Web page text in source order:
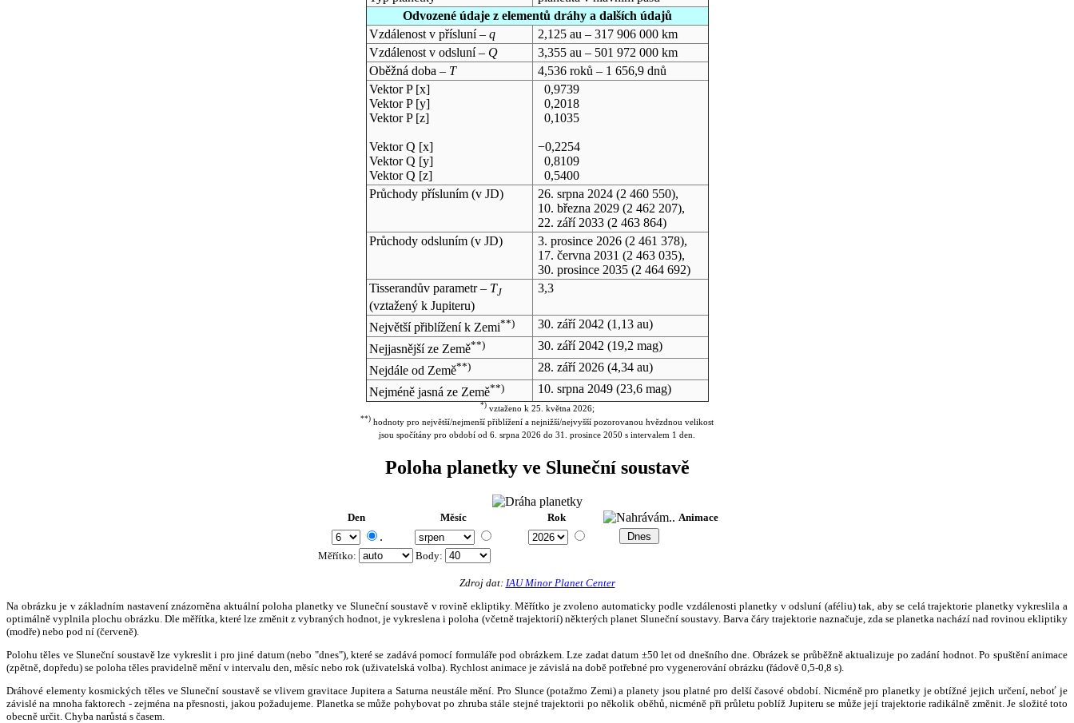
Odvozené údaje z elementů dráhy a dalších údajů
Vzdálenost v přísluní – q
2,125 au – 317 906 000 km
Vzdálenost v odsluní – Q
3,355 au – 501 972 000 km
Oběžná doba – T
4,536 roků – 1 656,9 dnů
Vektor P [x]
Vektor P [y]
Vektor P [z]
Vektor Q [x]
Vektor Q [y]
Vektor Q [z]
0,9739
0,2018
0,1035
−0,2254
0,8109
0,5400
Průchody přísluním (v JD) 26. srpna 2024(2 460 550),
10. března 2029(2 462 207),
22. září 2033(2 463 864)
Průchody odsluním (v JD) 3. prosince 2026(2 461 378),
17. června 2031 (2 463 035),
30. prosince 2035(2 464 692)
Tisserandův parametr – TJ
(vztažený k Jupiteru)
3,3
Největší přiblížení k Zemi**) 30. září 2042 (1,13 au)
Nejjasnější ze Země**) 30. září 2042 (19,2 mag)
Nejdále od Země**) 28. září 2026(4,34 au)
Nejméně jasná ze Země**) 10. srpna 2049(23,6 mag)
*)vztaženo k 25. května 2026;
**) hodnoty pro největší/nejmenší přiblížení a nejnižší/nejvyšší pozorovanou hvězdnou velikost
jsou spočítány pro období od 6. srpna 2026 do 31. prosince 2050 s intervalem 1 den.
Poloha planetky ve Sluneční soustavě
Den Měsíc Rok Animace
.
Měřítko: Body:
Zdroj dat: IAU Minor Planet Center
Na obrázku je v základním nastavení znázorněna aktuální poloha planetky ve Sluneční soustavě v rovině ekliptiky. Měřítko je zvoleno automaticky podle vzdálenosti planetky v odsluní (aféliu) tak, aby se celá trajektorie planetky vykreslila a
optimálně vyplnila plochu obrázku. Dle měřítka, které lze změnit z vybraných hodnot, je vykreslena i poloha (včetně trajektorií) některých planet Sluneční soustavy. Barva čáry trajektorie naznačuje, zda se planetka nachází nad rovinou ekliptiky
(modře) nebo pod ní (červeně).
Polohu těles ve Sluneční soustavě lze vykreslit i pro jiné datum (nebo "dnes"), které se zadává pomocí formuláře pod obrázkem. Lze zadat datum ±50 let od dnešního dne. Obrázek se průběžně aktualizuje po zadání hodnot. Po spuštění animace
(zpětně, dopředu) se poloha těles pravidelně mění v intervalu den, měsíc nebo rok (uživatelská volba). Rychlost animace je závislá na době potřebné pro vygenerování obrázku (řádově 0,5-0,8 s).
Dráhové elementy kosmických těles ve Sluneční soustavě se vlivem gravitace Jupitera a Saturna neustále mění. Pro Slunce (potažmo Zemi) a planety jsou platné pro delší časové období. Nicméně pro planetky je obtížné jejich určení, neboť je
závislé na mnoha faktorech - zejména na přesnosti, jakou požadujeme. Planetka se může pohybovat po zhruba stále stejné trajektorii po několik oběhů, nicméně při průletu poblíž Jupiteru se může její trajektorie radikálně změnit. Je složité toto
obecně určit. Chyba narůstá s časem.